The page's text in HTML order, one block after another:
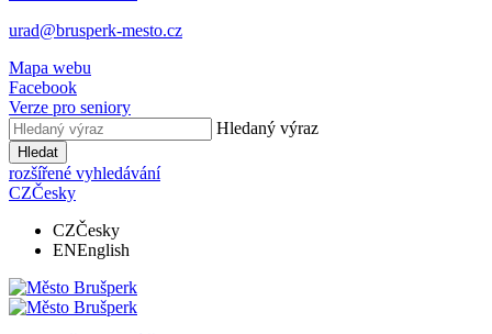
urad@brusperk-mesto.cz
Mapa webu
Facebook
Verze pro seniory
Hledaný výraz
Hledat
rozšířené vyhledávání
CZČesky
CZČesky
ENEnglish